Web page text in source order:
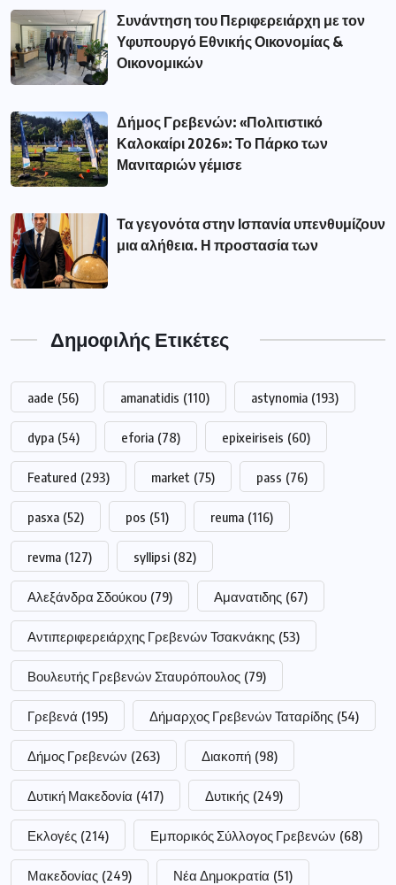
Συνάντηση του Περιφερειάρχη με τον
Υφυπουργό Εθνικής Οικονομίας &
Οικονομικών
Δήμος Γρεβενών: «Πολιτιστικό
Καλοκαίρι 2026»: Το Πάρκο των
Μανιταριών γέμισε
Τα γεγονότα στην Ισπανία υπενθυμίζουν
μια αλήθεια. Η προστασία των
Δημοφιλής Ετικέτες
aade (56) amanatidis (110) astynomia (193)
dypa (54) eforia (78) epixeiriseis (60)
Featured (293) market (75) pass (76)
pasxa (52) pos (51) reuma (116)
revma (127) syllipsi (82)
Αλεξάνδρα Σδούκου (79) Αμανατιδης (67)
Αντιπεριφερειάρχης Γρεβενών Τσακνάκης (53)
Βουλευτής Γρεβενών Σταυρόπουλος (79)
Γρεβενά (195) Δήμαρχος Γρεβενών Ταταρίδης (54)
Δήμος Γρεβενών (263) Διακοπή (98)
Δυτική Μακεδονία (417) Δυτικής (249)
Εκλογές (214) Εμπορικός Σύλλογος Γρεβενών (68)
Μακεδονίας (249) Νέα Δημοκρατία (51)